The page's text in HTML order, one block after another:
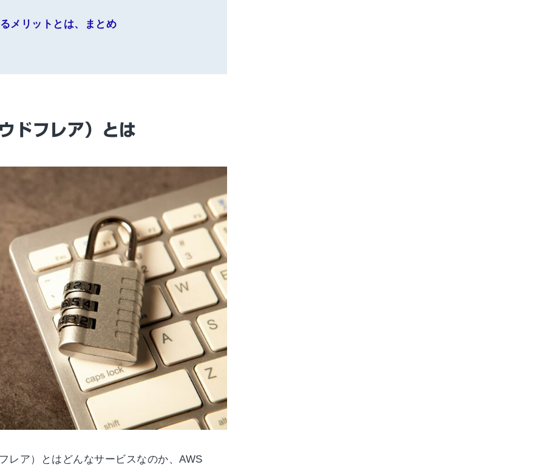
メリットとは、まとめ
フレア）とは
レア）とはどんなサービスなのか、AWS